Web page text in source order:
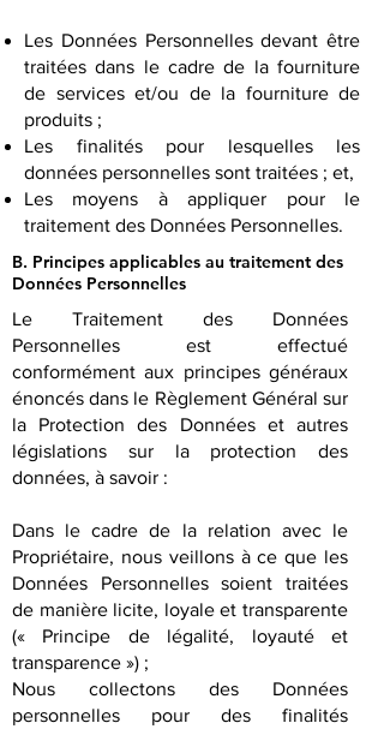
Les Données Personnelles devant être
traitées dans le cadre de la fourniture
de services et/ou de la fourniture de
produits ;
Les finalités pour lesquelles les
données personnelles sont traitées ; et,
Les moyens à appliquer pour le
traitement des Données Personnelles.
B. Principes applicables au traitement des
Données Personnelles
Le Traitement des Données
Personnelles est effectué
conformément aux principes généraux
énoncés dans le Règlement Général sur
la Protection des Données et autres
législations sur la protection des
données, à savoir :
Dans le cadre de la relation avec le
Propriétaire, nous veillons à ce que les
Données Personnelles soient traitées
de manière licite, loyale et transparente
(« Principe de légalité, loyauté et
transparence ») ;
Nous collectons des Données
personnelles pour des finalités